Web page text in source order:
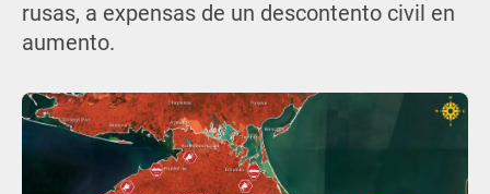
rusas, a expensas de un descontento civil en
aumento.